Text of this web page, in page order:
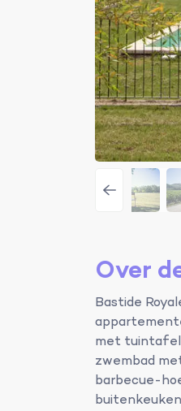
Over
Bastide
met tuintafel
zwembad
barbecue-